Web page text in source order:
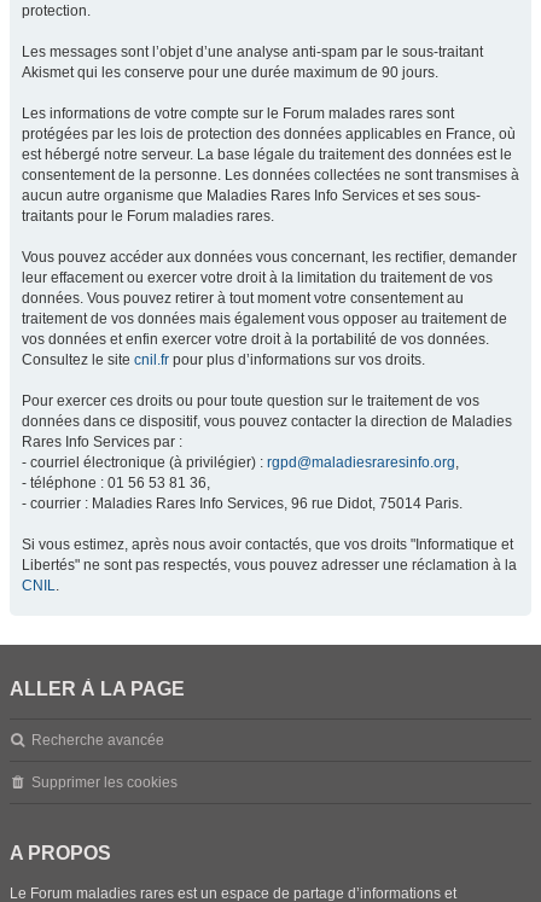
protection.
Les messages sont l’objet d’une analyse anti-spam par le sous-traitant
Akismet qui les conserve pour une durée maximum de 90 jours.
Les informations de votre compte sur le Forum malades rares sont
protégées par les lois de protection des données applicables en France, où
est hébergé notre serveur. La base légale du traitement des données est le
consentement de la personne. Les données collectées ne sont transmises à
aucun autre organisme que Maladies Rares Info Services et ses sous-
traitants pour le Forum maladies rares.
Vous pouvez accéder aux données vous concernant, les rectifier, demander
leur effacement ou exercer votre droit à la limitation du traitement de vos
données. Vous pouvez retirer à tout moment votre consentement au
traitement de vos données mais également vous opposer au traitement de
vos données et enfin exercer votre droit à la portabilité de vos données.
Consultez le site cnil.fr pour plus d’informations sur vos droits.
Pour exercer ces droits ou pour toute question sur le traitement de vos
données dans ce dispositif, vous pouvez contacter la direction de Maladies
Rares Info Services par :
- courriel électronique (à privilégier) : rgpd@maladiesraresinfo.org,
- téléphone : 01 56 53 81 36,
- courrier : Maladies Rares Info Services, 96 rue Didot, 75014 Paris.
Si vous estimez, après nous avoir contactés, que vos droits "Informatique et
Libertés" ne sont pas respectés, vous pouvez adresser une réclamation à la
CNIL.
ALLER À LA PAGE
Recherche avancée
Supprimer les cookies
A PROPOS
Le Forum maladies rares est un espace de partage d’informations et